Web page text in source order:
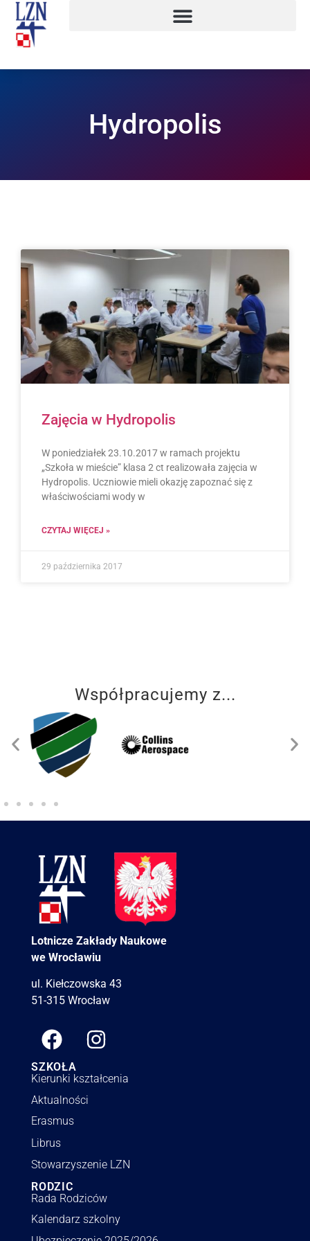
Hydropolis
Zajęcia w Hydropolis
W poniedziałek 23.10.2017 w ramach projektu
„Szkoła w mieście” klasa 2 ct realizowała zajęcia w
Hydropolis. Uczniowie mieli okazję zapoznać się z
właściwościami wody w
CZYTAJ WIĘCEJ »
29 października 2017
Współpracujemy z...
Lotnicze Zakłady Naukowe
we Wrocławiu
ul. Kiełczowska 43
51-315 Wrocław
SZKOŁA
Kierunki kształcenia
Aktualności
Erasmus
Librus
Stowarzyszenie LZN
RODZIC
Rada Rodziców
Kalendarz szkolny